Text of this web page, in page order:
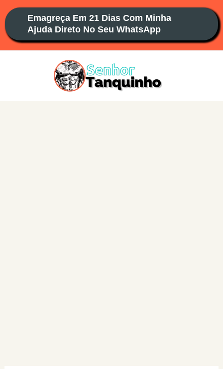
para
conteúdo
Emagreça Em 21 Dias Com Minha
Ajuda Direto No Seu WhatsApp